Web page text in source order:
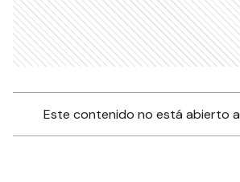
Este contenido no está abierto